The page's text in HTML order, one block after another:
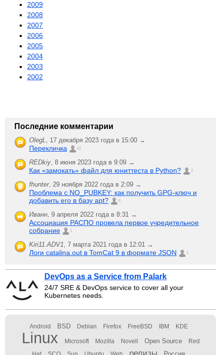
2009
2008
2007
2006
2005
2004
2003
2002
Последние комментарии
OlegL, 17 декабря 2023 года в 15:00 →
Перекличка 21
REDkiy, 8 июня 2023 года в 9:09 →
Как «замокать» файл для юниттеста в Python? 2
fhunter, 29 ноября 2022 года в 2:09 →
Проблема с NO_PUBKEY: как получить GPG-ключ и
добавить его в базу apt?
6
Иванн, 9 апреля 2022 года в 8:31 →
Ассоциация РАСПО провела первое учредительное
собрание
1
Kiri11.ADV1, 7 марта 2021 года в 12:01 →
Логи catalina.out в TomCat 9 в формате JSON 1
DevOps as a Service from Palark
24/7 SRE & DevOps service to cover all your
Kubernetes needs.
Android BSD Debian Firefox FreeBSD IBM KDE
Linux Microsoft Mozilla Novell Open Source Red
релизы